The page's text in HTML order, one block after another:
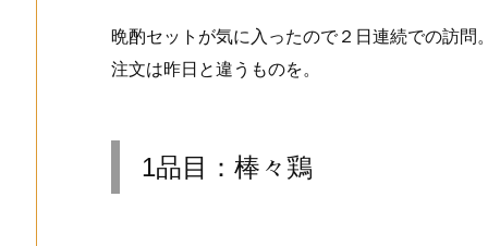
晩酌セットが気に入ったので２日連続での訪問
注文は昨日と違うものを。
1品目：棒々鶏